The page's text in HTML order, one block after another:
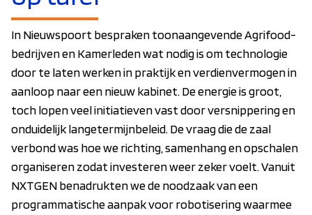
In Nieuwspoort bespraken toonaangevende Agrifood-
bedrijven en Kamerleden wat nodig is om technologie
door te laten werken in praktijk en verdienvermogen in
aanloop naar een nieuw kabinet. De energie is groot,
toch lopen veel initiatieven vast door versnippering en
onduidelijk langetermijnbeleid. De vraag die de zaal
verbond was hoe we richting, samenhang en opschalen
organiseren zodat investeren weer zeker voelt. Vanuit
NXTGEN benadrukten we de noodzaak van een
programmatische aanpak voor robotisering waarmee